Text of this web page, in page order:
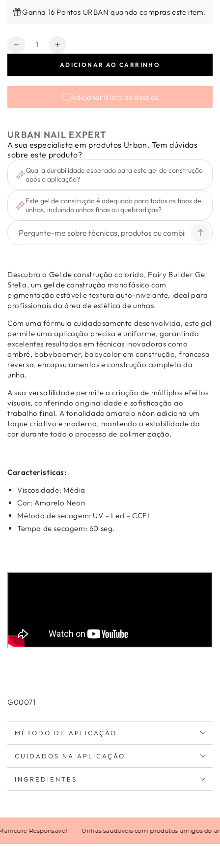
Ganha 16 Pontos URBAN quando compras este item.
Quantidade
Diminuir
construção
-
Fairy
Builder
Gel
Stella
30ml
Aumentar
quantidade
de
construção
-
Fairy
Builder
Gel
Stella
30ml
ADICIONAR AO CARRINHO
Adicionar à lista de desejos
URBAN NAIL EXPERT
A sua especialista em produtos Urban. Tem dúvidas
sobre este produto?
Qual a durabilidade esperada para este gel de construção
após a aplicação?
Este gel de construção é adequado para todos os tipos de
unhas, incluindo unhas finas ou quebradiças?
Descubra o Gel de construção colorido, Fairy Builder Gel
Stella, um gel de construção monofásico com
pigmentação estável e textura auto-nivelante, ideal para
profissionais da área de estética de unhas.
Com uma fórmula cuidadosamente desenvolvida, este gel
permite uma aplicação precisa e uniforme, garantindo
excelentes resultados em técnicas inovadoras como
ombré, babyboomer, babycolor em construção, francesa
reversa, encapsulamentos e construção completa da
unha.
A sua versatilidade permite a criação de múltiplos efeitos
visuais, conferindo originalidade e sofisticação ao
trabalho final. A tonalidade amarelo néon adiciona um
toque criativo e moderno, mantendo a estabilidade da
cor durante todo o processo de polimerização.
Características:
Viscosidade: Média
Cor: Amarelo Neon
Método de secagem: UV – Led – CCFL
Tempo de secagem: 60 seg.
G00071
MÉTODO DE APLICAÇÃO
CUIDADOS NA APLICAÇÃO
INGREDIENTES
Responsável Unhas saudáveis com produtos amigos do